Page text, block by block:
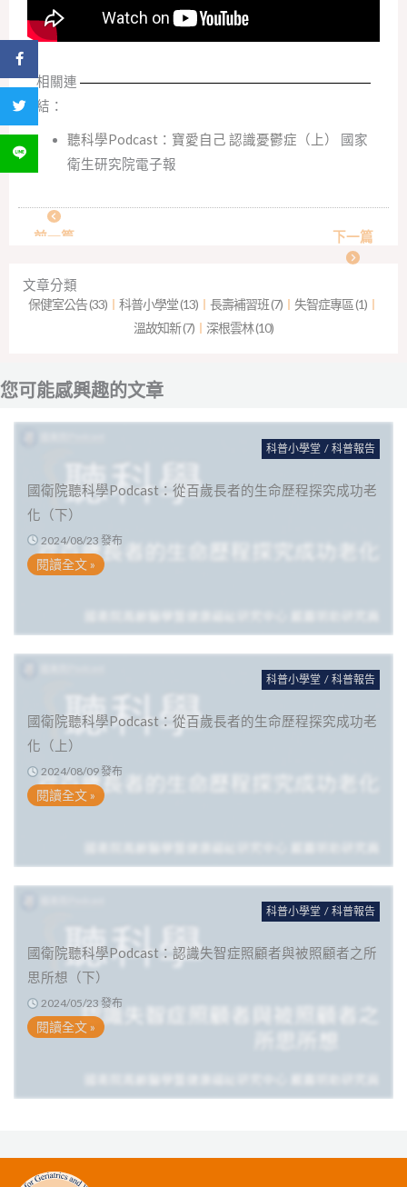
相關連
結：
聽科學Podcast：寶愛自己 認識憂鬱症（上）
國家
衛生研究院電子報
分享到 Twitter
前一篇 下一篇
文章分類
保健室公告 (33) ︱ 科普小學堂 (13) ︱ 長壽補習班 (7) ︱ 失智症專區 (1) ︱
溫故知新 (7) ︱ 深根雲林 (10)
您可能感興趣的文章
科普小學堂 / 科普報告
國衛院聽科學Podcast：從百歲長者的生命歷程探究成功老
化（下）
2024/08/23 發布
閱讀全文 »
科普小學堂 / 科普報告
國衛院聽科學Podcast：從百歲長者的生命歷程探究成功老
化（上）
2024/08/09 發布
閱讀全文 »
科普小學堂 / 科普報告
國衛院聽科學Podcast：認識失智症照顧者與被照顧者之所
思所想（下）
2024/05/23 發布
閱讀全文 »